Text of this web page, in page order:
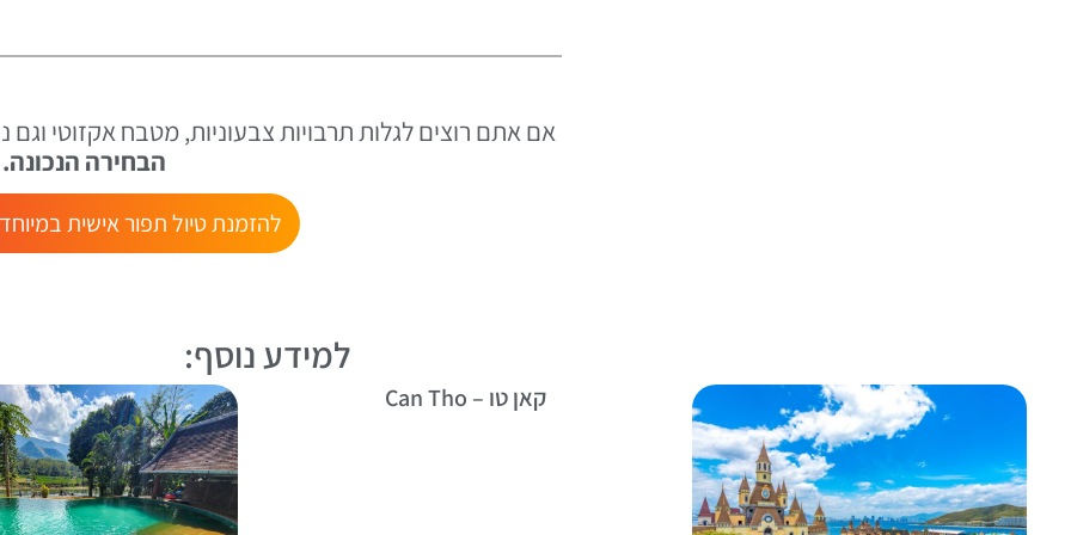
אם אתם רוצים לגלות תרבויות צבעוניות, מטבח אקזוטי וגם
הבחירה הנכונה.
להזמנת טיול תפור אישית
למידע נוסף:
קאן טו – Can Tho